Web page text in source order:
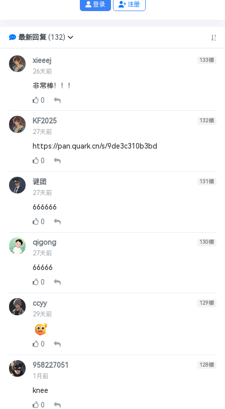
登录 注册
最新回复 ( 132)
xieeej
26天前
133楼
非常棒！！！
0
KF2025
27天前
132楼
https://pan.quark.cn/s/9de3c310b3bd
0
谜团
27天前
131楼
666666
0
qigong
27天前
130楼
66666
0
ccyy
29天前
129楼
0
958227051
1月前
128楼
knee
0